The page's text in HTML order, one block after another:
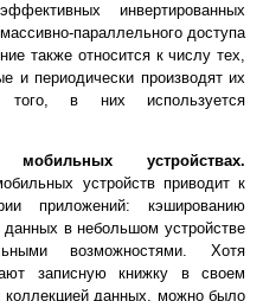
инвертированных
параллельного доступа
также относится к числу тех,
и периодически производят их
того, в них используется
устройствах.
устройств приводит к
приложений: кэшированию
в небольшом устройстве
возможностями. Хотя
записную книжку в своем
данных, можно было